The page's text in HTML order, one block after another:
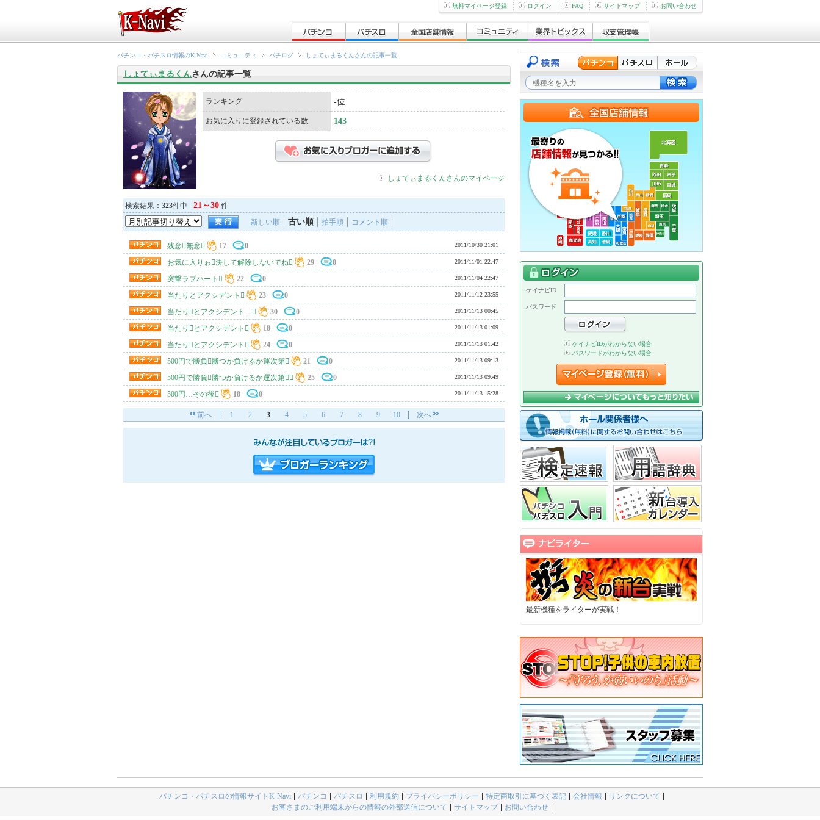
無料マイページ登録 ログイン FAQ サイトマップ お問い合わせ
パチンコ・パチスロ情報のK-Navi コミュニティ パチログ しょてぃまるくんさんの記事一覧
しょてぃまるくんさんの記事一覧
ランキング -位
お気に入りに登録されている数 143
しょてぃまるくんさんのマイページ
検索結果： 323件中 21～30 件
新しい順
古い順 拍手順 コメント順
残念無念 17 0 2011/10/30 21:01
お気に入りゎ決して解除しないでね 29 0 2011/11/01 22:47
突撃ラブハート 22 0 2011/11/04 22:47
当たりとアクシデント 23 0 2011/11/12 23:55
当たりとアクシデント… 30 0 2011/11/13 00:45
当たりとアクシデント 18 0 2011/11/13 01:09
当たりとアクシデント 24 0 2011/11/13 01:42
500円で勝負勝つか負けるか運次第 21 0 2011/11/13 09:13
500円で勝負勝つか負けるか運次第 25 0 2011/11/13 09:49
500円…その後 18 0 2011/11/13 15:28
前へ 1 2 3 4 5 6 7 8 9 10 次へ
ケイナビID
パスワード
ケイナビIDがわからない場合
パスワードがわからない場合
最新機種をライターが実戦！
パチンコ・パチスロの情報サイトK-Navi パチンコ パチスロ 利用規約 プライバシーポリシー 特定商取引に基づく表記 会社情報
リンクについて
お客さまのご利用端末からの情報の外部送信について
サイトマップ お問い合わせ